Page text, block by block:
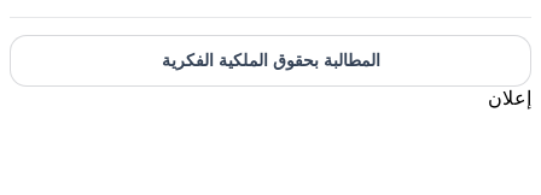
المطالبة بحقوق الملكية الفكرية
إعلان